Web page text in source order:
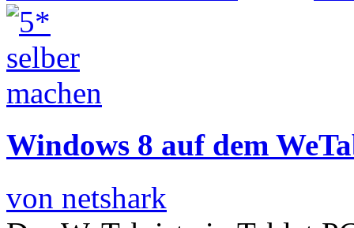
Windows 8 auf dem
von netshark